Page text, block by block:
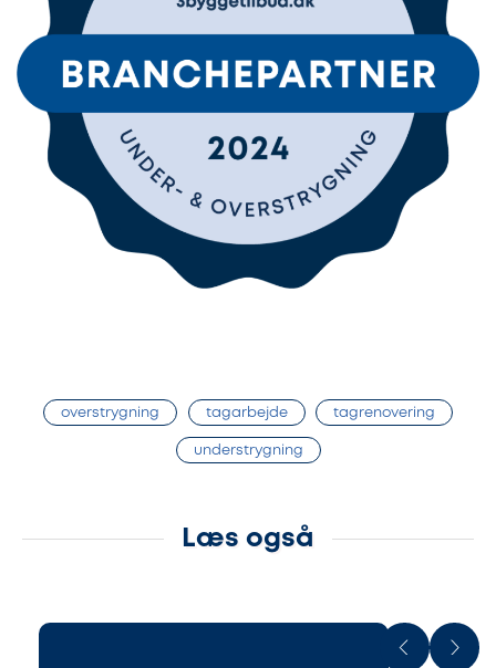
overstrygning tagarbejde tagrenovering
understrygning
Læs også